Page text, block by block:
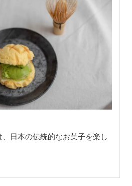
日本の伝統的なお菓子を楽し